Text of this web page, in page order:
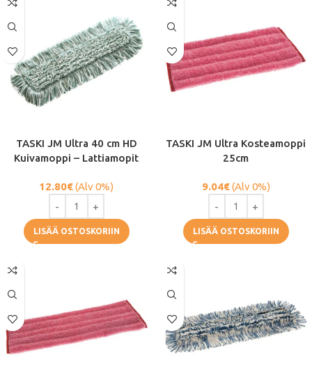
TASKI JM Ultra 40 cm HD
Kuivamoppi – Lattiamopit
12.80€(Alv 0%)
LISÄÄ OSTOSKORIIN
TASKI JM Ultra Kosteamoppi
25cm
9.04€(Alv 0%)
LISÄÄ OSTOSKORIIN